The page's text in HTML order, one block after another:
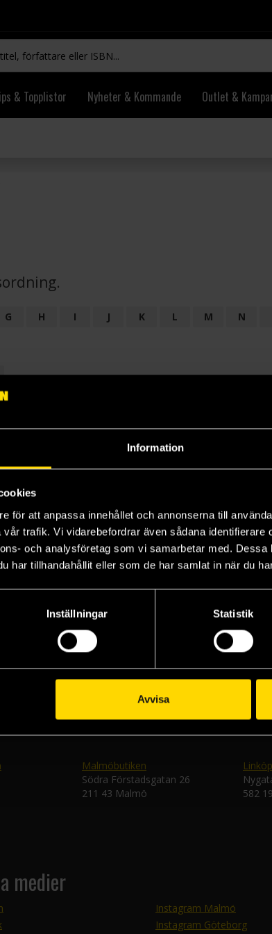
Information
för att anpassa innehållet och annonserna till
trafik. Vi vidarebefordrar även sådana identifierare
och analysföretag som vi samarbetar med.
har tillhandahållit eller som de har samlat in när du
Inställningar Statistik
Avvisa
& Topplistor Nyheter & Kommande Outlet &
G H I J K L M N
Prenumerera på vårt
Malmöbutiken
Södra Förstadsgatan 26
211 43 Malmö
582
medier
Instagram Malmö
Instagram Göteborg